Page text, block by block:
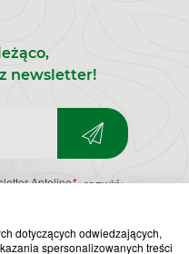
dotyczących odwiedzających,
spersonalizowanych treści
newsletter!
Apteline* rozwiń>